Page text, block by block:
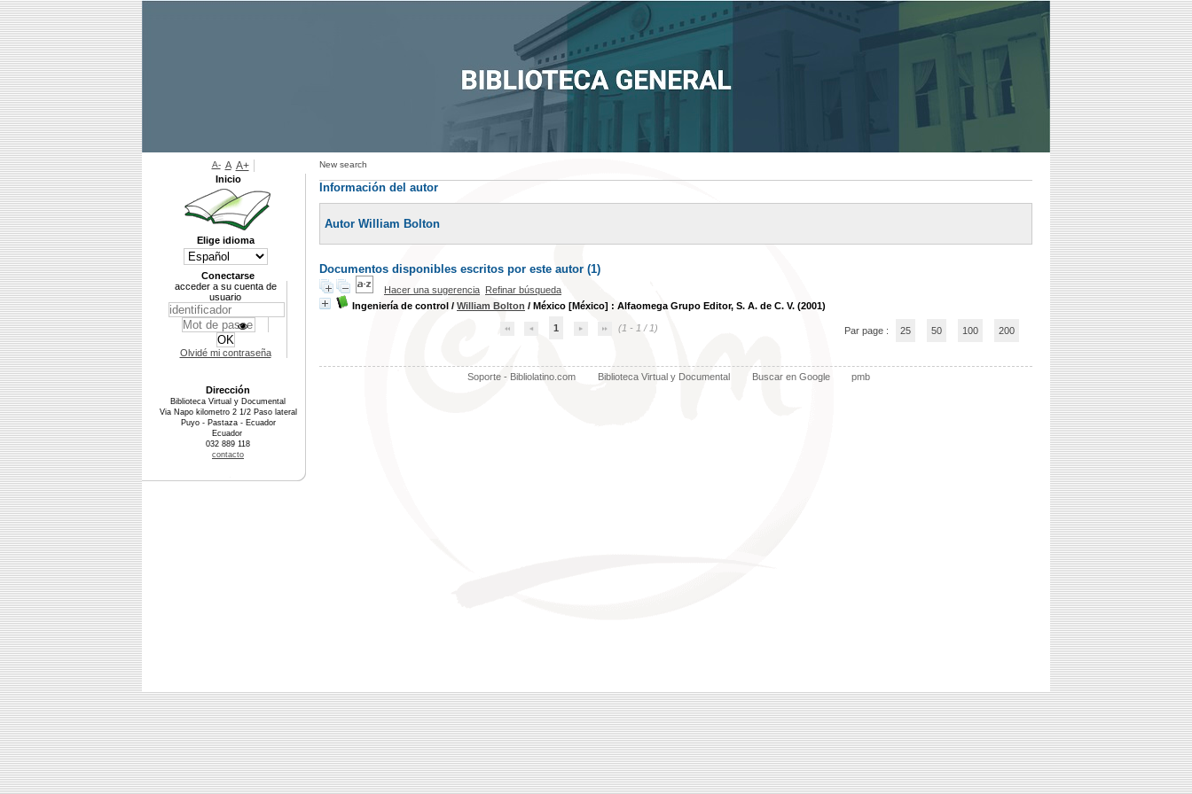
New search
Información del autor
Autor William Bolton
Documentos disponibles escritos por este autor (1)
Hacer una sugerencia Refinar búsqueda
Ingeniería de control / William Bolton / México [México] : Alfaomega Grupo Editor, S. A. de C. V. (2001)
1 (1 - 1 / 1) Par page : 25 50 100 200
Soporte - Bibliolatino.com Biblioteca Virtual y Documental Buscar en Google pmb
A- A A+
Inicio
Elige idioma
Conectarse
acceder a su cuenta de
usuario
Olvidé mi contraseña
Dirección
Biblioteca Virtual y Documental
Via Napo kilometro 2 1/2 Paso lateral
Puyo - Pastaza - Ecuador
Ecuador
032 889 118
contacto